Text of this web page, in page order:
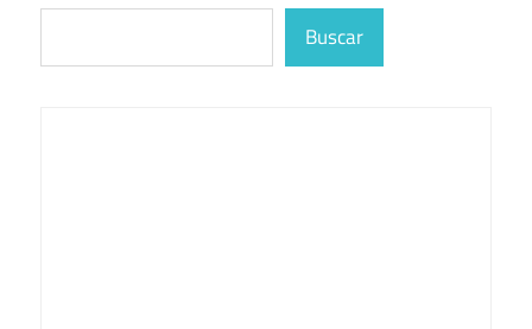
Buscar